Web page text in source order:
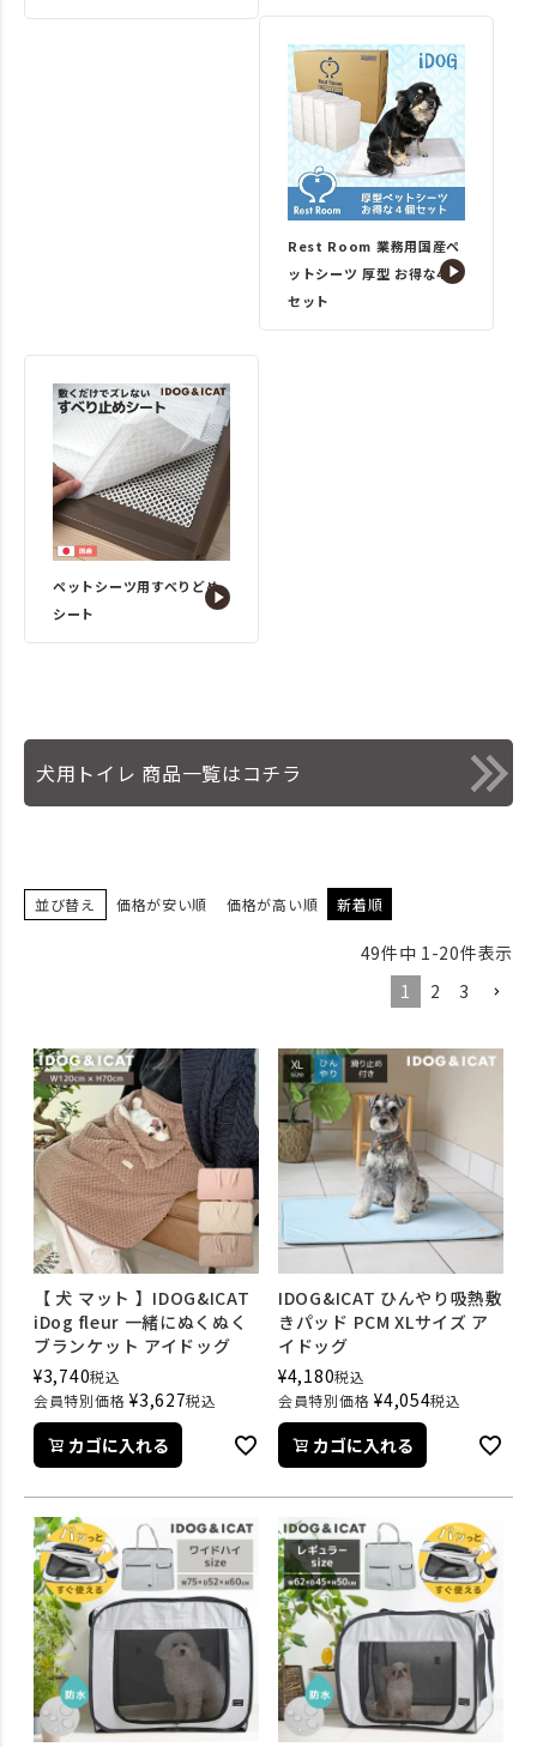
Rest Room 業務用国産ペ
ットシーツ 厚型 お得な4個
セット
ペットシーツ用すべりどめ
シート
犬用トイレ 商品一覧はコチラ
並び替え 価格が安い順 価格が高い順 新着順
49件中 1-20件表示
1
2 3
【 犬 マット 】IDOG&ICAT
iDog fleur 一緒にぬくぬく
ブランケット アイドッグ
¥3,740税込
会員特別価格 ¥3,627税込
カゴに入れる
IDOG&ICAT ひんやり吸熱敷
きパッド PCM XLサイズ ア
イドッグ
¥4,180税込
会員特別価格 ¥4,054税込
カゴに入れる